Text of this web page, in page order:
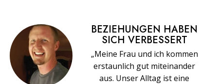
BEZIEHUNGEN HABEN
SICH VERBESSERT
„Meine Frau und ich kommen
erstaunlich gut miteinander
aus. Unser Alltag ist eine